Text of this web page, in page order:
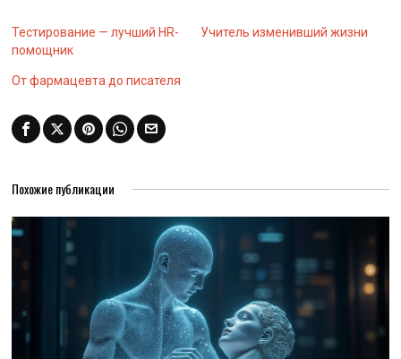
Тестирование — лучший HR-
помощник
Учитель изменивший жизни
От фармацевта до писателя
Похожие публикации